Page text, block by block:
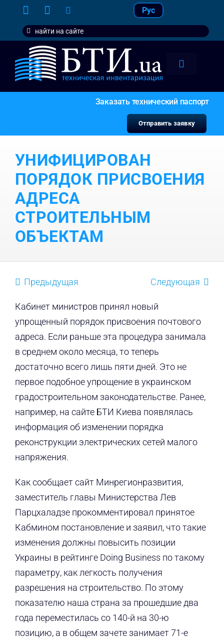
content
Рус
Search
for:
Toggle
услуги
наши
Заказать технический паспорт
Отправить заявку
УНИФИЦИРОВАН
ПОРЯДОК ПРИСВОЕНИЯ
АДРЕСА
СТРОИТЕЛЬНЫМ
ОБЪЕКТАМ
Предыдущая Следующая
Кабинет министров принял новый
упрощенный порядок присвоения почтового
адреса. Если раньше эта процедура занимала
в среднем около месяца, то теперь
достаточно всего лишь пяти дней. Это не
первое подобное упрощение в украинском
градостроительном законодательстве. Ранее,
например, на сайте БТИ Киева появлялась
информация об изменении порядка
реконструкции электрических сетей малого
напряжения.
Как сообщает сайт Минрегионразвития,
заместитель главы Министерства Лев
Парцхаладзе прокомментировал принятое
Кабмином постановление и заявил, что такие
изменения должны повысить позиции
Украины в рейтинге Doing Business по такому
параметру, как легкость получения
разрешения на строительство. По этому
показателю наша страна за прошедшие два
года переместилась со 140-й на 30-ю
позицию, а в общем зачете занимает 71-е